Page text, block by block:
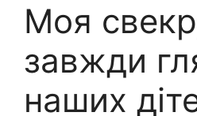
Моя
завжди
наших